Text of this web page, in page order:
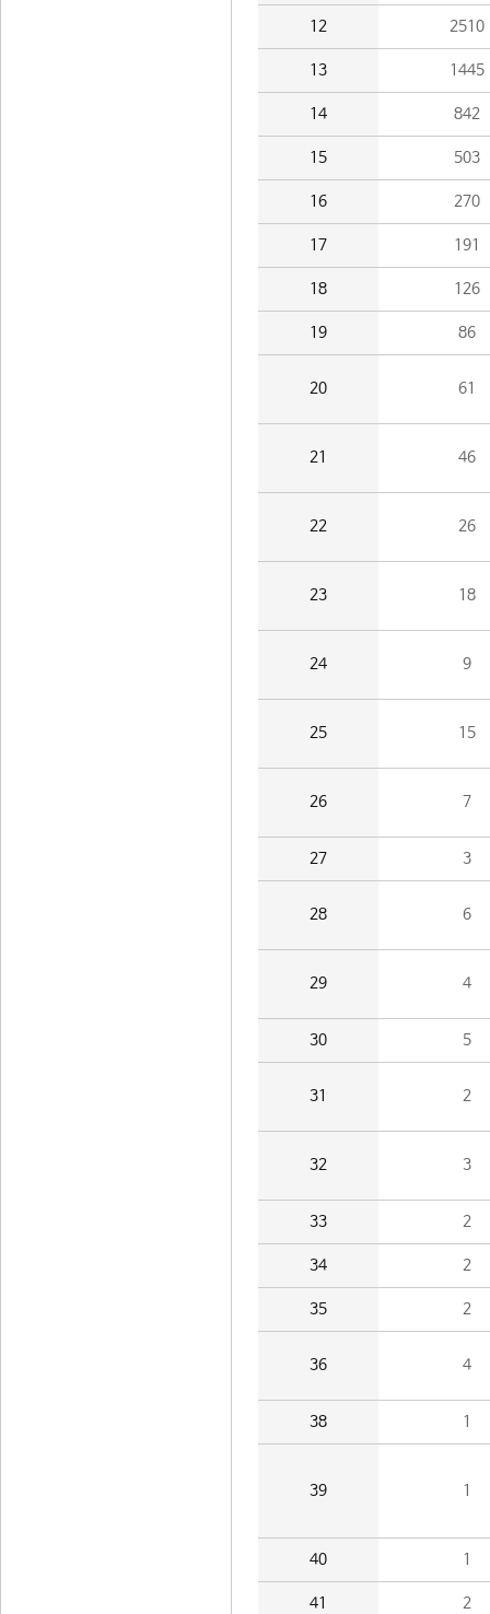
12 2510
13 1445
14 842
15 503
16 270
17 191
18 126
19 86
20 61
21 46
22 26
23 18
24 9
25 15
26 7
27 3
28 6
29 4
30 5
31 2
32 3
33 2
34 2
35 2
36 4
38 1
39 1
40 1
41 2